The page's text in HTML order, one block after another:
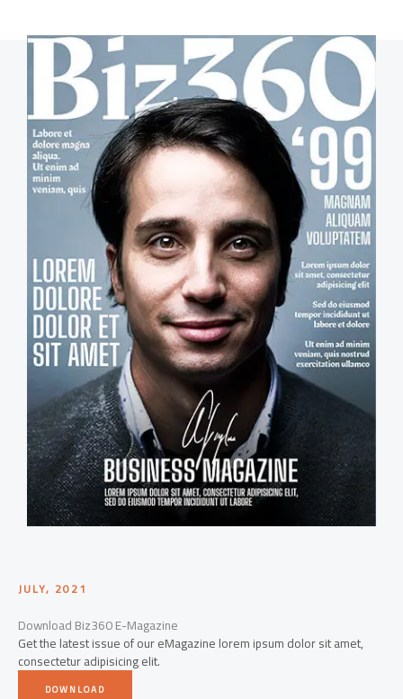
JULY, 2021
Download Biz360 E-Magazine
Get the latest issue of our eMagazine lorem ipsum dolor sit amet,
consectetur adipisicing elit.
DOWNLOAD